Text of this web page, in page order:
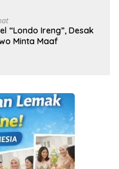
“Londo Ireng”, Desak
Minta Maaf